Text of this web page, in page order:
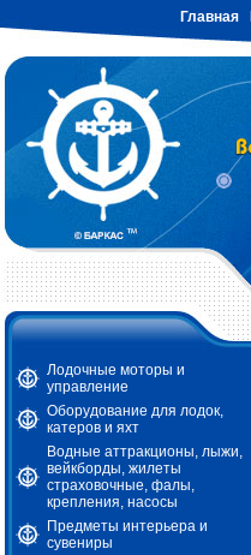
Главная
Лодочные моторы и
управление
Оборудование для лодок,
катеров и яхт
Водные аттракционы, лыжи,
вейкборды, жилеты
страховочные, фалы,
крепления, насосы
Предметы интерьера и
сувениры